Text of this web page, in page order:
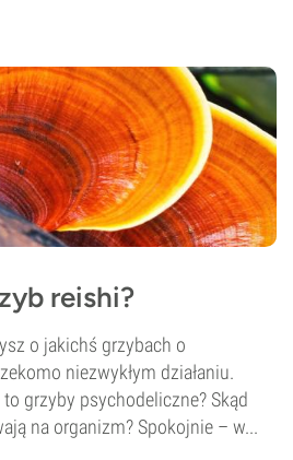
reishi?
o jakichś grzybach o
niezwykłym działaniu.
grzyby psychodeliczne? Skąd
na organizm? Spokojnie – w...